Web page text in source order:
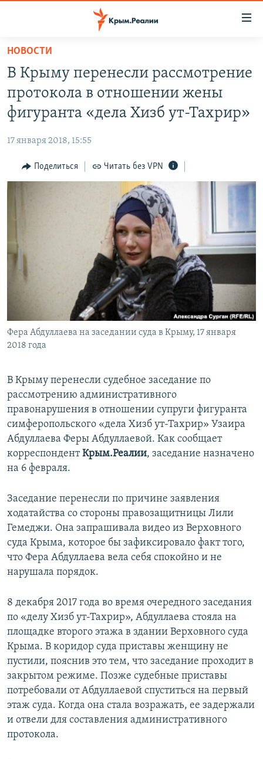
Вернуться
основному
содержанию
Вернутся
главной
навигации
Вернутся
СПЕЦПРОЕКТЫ
11 ЛЕТ ОККУПАЦИИ КРЫМА. 11 ИСТОРИЙ СОПРОТИВЛЕНИЯ
ВОДА
ЕЩЕ
ИНТЕРАКТИВ
ТЕЛЕПРОЕКТ КРЫМ.РЕАЛИИ
СОВЕТЫ ПРАВОЗАЩИТНИКОВ
ПРОПАВШИЕ БЕЗ ВЕСТИ
ПОБЕДИТЕЛЕЙ НЕ СУДЯТ?
КРЫМ.НЕПОКОРЕННЫЙ
УКРАИНСКАЯ ПРОБЛЕМА КРЫМА
РАДІО СВОБОДА
КАК ОБОЙТИ БЛОКИРОВКУ
Українською
Qırımtatar
Все сайты RFE/RL
НОВОСТИ
В Крыму перенесли рассмотрение
протокола в отношении жены
фигуранта «дела Хизб ут-Тахрир»
17 января 2018, 15:55
Поделиться Читать без VPN
Фера Абдуллаева на заседании суда в Крыму, 17 января
2018 года
В Крыму перенесли судебное заседание по
рассмотрению административного
правонарушения в отношении супруги фигуранта
симферопольского «дела Хизб ут-Тахрир» Узаира
Абдуллаева Феры Абдуллаевой. Как сообщает
корреспондентКрым.Реалии, заседание назначено
на 6 февраля.
Заседание перенесли по причине заявления
ходатайства со стороны правозащитницы Лили
Гемеджи. Она запрашивала видео из Верховного
суда Крыма, которое бы зафиксировало факт того,
что Фера Абдуллаева вела себя спокойно и не
нарушала порядок.
8 декабря 2017 года во время очередного заседания
по «делу Хизб ут-Тахрир», Абдуллаева стояла на
площадке второго этажа в здании Верховного суда
Крыма. В коридор суда приставы женщину не
пустили, пояснив это тем, что заседание проходит в
закрытом режиме. Позже судебные приставы
потребовали от Абдуллаевой спуститься на первый
этаж суда. Когда она стала возражать, ее задержали
и отвели для составления административного
протокола.